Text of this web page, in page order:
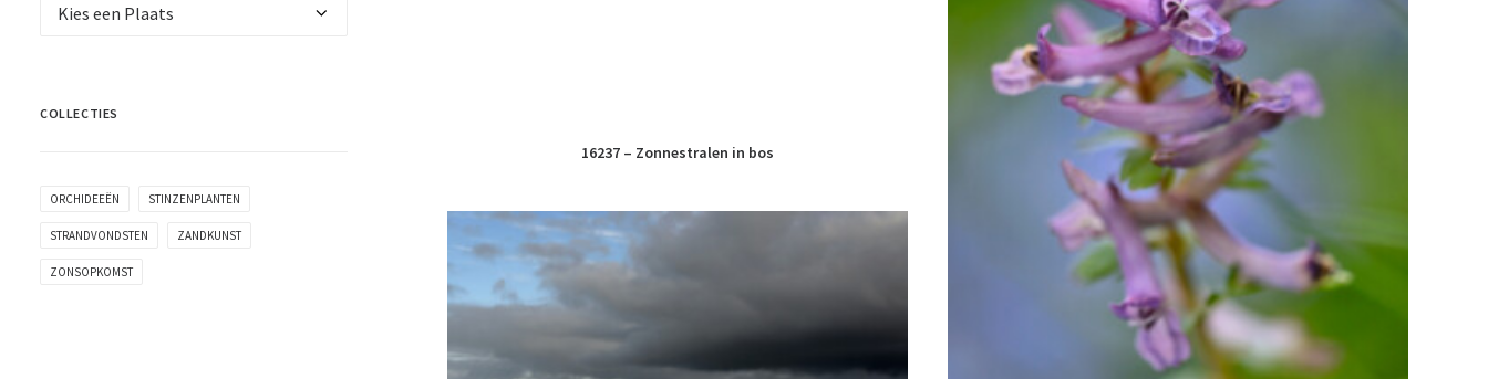
COLLECTIES
ORCHIDEEËN STINZENPLANTEN
STRANDVONDSTEN ZANDKUNST
ZONSOPKOMST
16237 – Zonnestralen in bos